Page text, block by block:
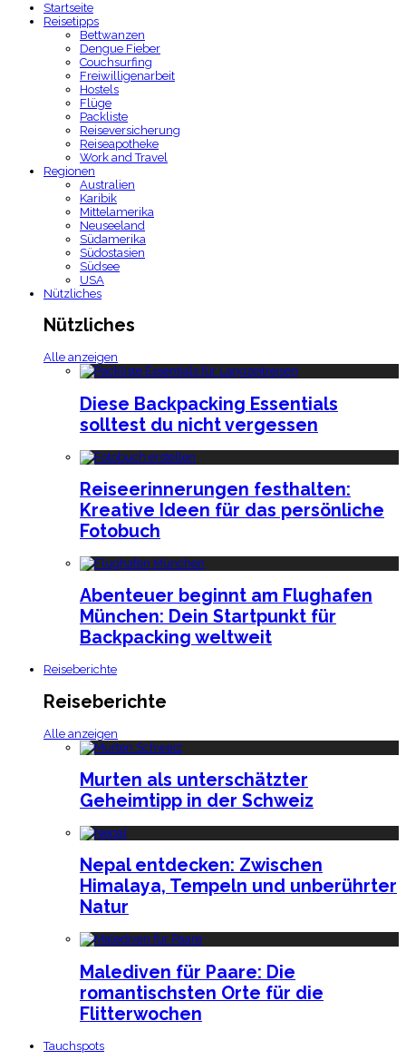
Startseite
Reisetipps
Bettwanzen
Dengue Fieber
Couchsurfing
Freiwilligenarbeit
Hostels
Flüge
Packliste
Reiseversicherung
Reiseapotheke
Work and Travel
Regionen
Australien
Karibik
Mittelamerika
Neuseeland
Südamerika
Südostasien
Südsee
USA
Nützliches
Nützliches
Alle anzeigen
Diese Backpacking Essentials
solltest du nicht vergessen
Reiseerinnerungen festhalten:
Kreative Ideen für das persönliche
Fotobuch
Abenteuer beginnt am Flughafen
München: Dein Startpunkt für
Backpacking weltweit
Reiseberichte
Reiseberichte
Alle anzeigen
Murten als unterschätzter
Geheimtipp in der Schweiz
Nepal entdecken: Zwischen
Himalaya, Tempeln und unberührter
Natur
Malediven für Paare: Die
romantischsten Orte für die
Flitterwochen
Tauchspots